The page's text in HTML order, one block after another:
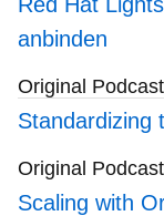
anbinden
Original Podcast
Standardizing
Original Podcast
Scaling with